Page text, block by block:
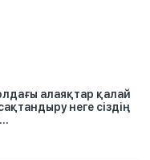
алаяқтар қалай
неге сіздің